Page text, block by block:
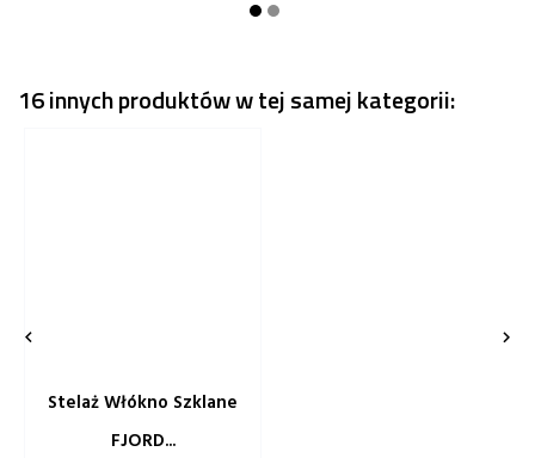
16 innych produktów w tej samej kategorii:
Stelaż Włókno Szklane
FJORD...
 